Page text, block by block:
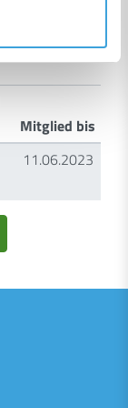
Mitglied bis
11.06.2023